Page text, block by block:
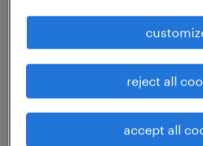
descriptif du poste
GÉRIATRE / INTERNISTE
reject all
accept all